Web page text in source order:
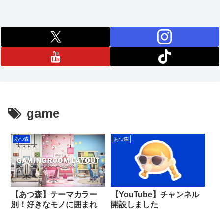
game
あつ森
【あつ森】テーマカラー
別！好きなモノに囲まれ
あつ森
【YouTube】チャンネル
開設しました